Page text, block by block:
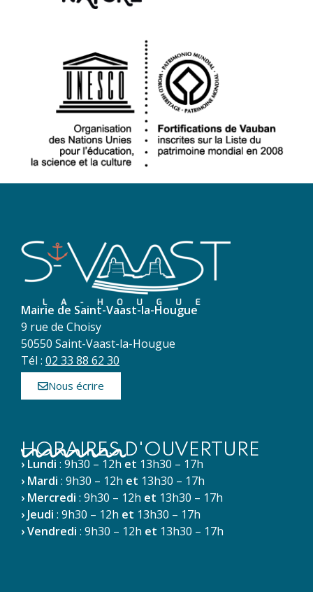
Mairie de Saint-Vaast-la-Hougue
9 rue de Choisy
50550 Saint-Vaast-la-Hougue
Tél : 02 33 88 62 30
Nous écrire
HORAIRES D'OUVERTURE
› Lundi : 9h30 – 12h et 13h30 – 17h
› Mardi : 9h30 – 12h et 13h30 – 17h
› Mercredi : 9h30 – 12h et 13h30 – 17h
› Jeudi : 9h30 – 12h et 13h30 – 17h
› Vendredi : 9h30 – 12h et 13h30 – 17h